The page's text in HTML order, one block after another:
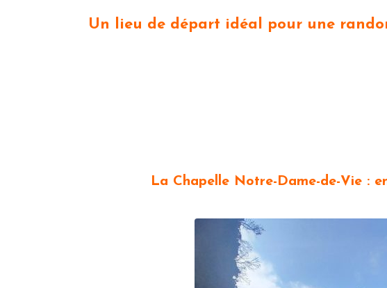
Un lieu de départ idéal pour une
La Chapelle Notre-Dame-de-Vie :